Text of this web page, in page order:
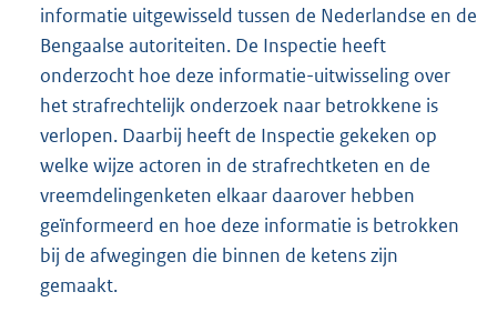
informatie uitgewisseld tussen de Nederlandse en de
Bengaalse autoriteiten. De Inspectie heeft
onderzocht hoe deze informatie-uitwisseling over
het strafrechtelijk onderzoek naar betrokkene is
verlopen. Daarbij heeft de Inspectie gekeken op
welke wijze actoren in de strafrechtketen en de
vreemdelingenketen elkaar daarover hebben
geïnformeerd en hoe deze informatie is betrokken
bij de afwegingen die binnen de ketens zijn
gemaakt.